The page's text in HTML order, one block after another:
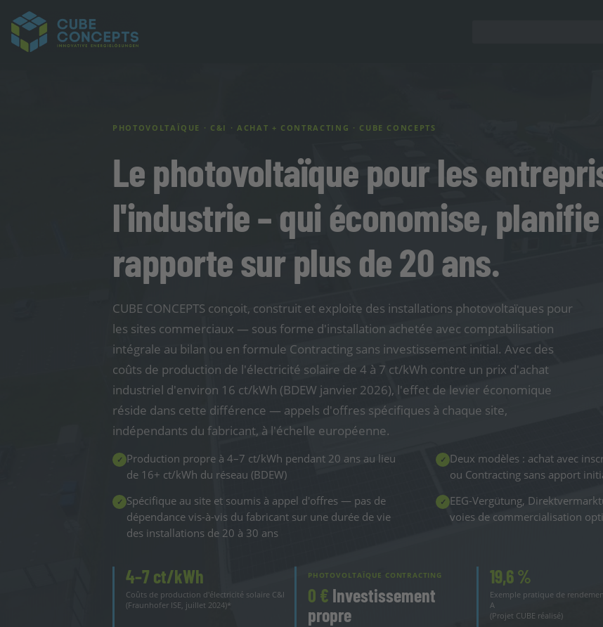
PHOTOVOLTAÏQUE · C&I · ACHAT + CONTRACTING · CUBE CONCEPTS
Le photovoltaïque pour les
l'industrie – qui économise,
rapporte sur plus de 20 ans.
CUBE CONCEPTS conçoit, construit et exploite des installations photovoltaïques pour
les sites commerciaux — sous forme d'installation achetée avec comptabilisation
intégrale au bilan ou en formule Contracting sans investissement initial. Avec des
coûts de production de l'électricité solaire de 4 à 7 ct/kWh contre un prix d'achat
industriel d'environ 16 ct/kWh (BDEW janvier 2026), l'effet de levier économique
réside dans cette différence — appels d'offres spécifiques à chaque site,
indépendants du fabricant, à l'échelle européenne.
✓ Production propre à 4–7 ct/kWh pendant 20 ans au lieu
de 16+ ct/kWh du réseau (BDEW)
✓ Deux modèles : achat avec
ou Contracting sans apport
✓ Spécifique au site et soumis à appel d'offres — pas de
dépendance vis-à-vis du fabricant sur une durée de vie
des installations de 20 à 30 ans
✓ EEG-Vergütung,
voies de commercialisation
4–7 ct/kWh
Coûts de production d'électricité solaire C&I
(Fraunhofer ISE, juillet 2024)*
PHOTOVOLTAÏQUE CONTRACTING
0 € Investissement
propre
19,6 %
Exemple pratique de
A
(Projet CUBE réalisé)